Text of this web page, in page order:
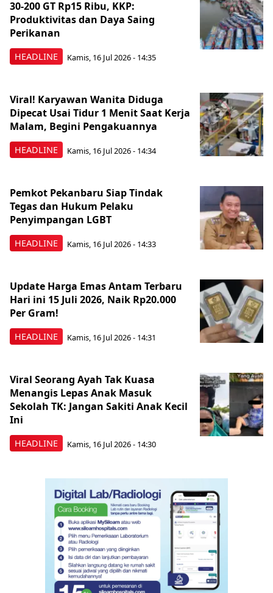
HEADLINE
30-200 GT Rp15 Ribu, KKP:
Produktivitas dan Daya Saing
Perikanan
Kamis, 16 Jul 2026 - 14:35
HEADLINE
Viral! Karyawan Wanita Diduga
Dipecat Usai Tidur 1 Menit Saat Kerja
Malam, Begini Pengakuannya
Kamis, 16 Jul 2026 - 14:34
HEADLINE
Pemkot Pekanbaru Siap Tindak
Tegas dan Hukum Pelaku
Penyimpangan LGBT
Kamis, 16 Jul 2026 - 14:33
HEADLINE
Update Harga Emas Antam Terbaru
Hari ini 15 Juli 2026, Naik Rp20.000
Per Gram!
Kamis, 16 Jul 2026 - 14:31
HEADLINE
Viral Seorang Ayah Tak Kuasa
Menangis Lepas Anak Masuk
Sekolah TK: Jangan Sakiti Anak Kecil
Ini
Kamis, 16 Jul 2026 - 14:30